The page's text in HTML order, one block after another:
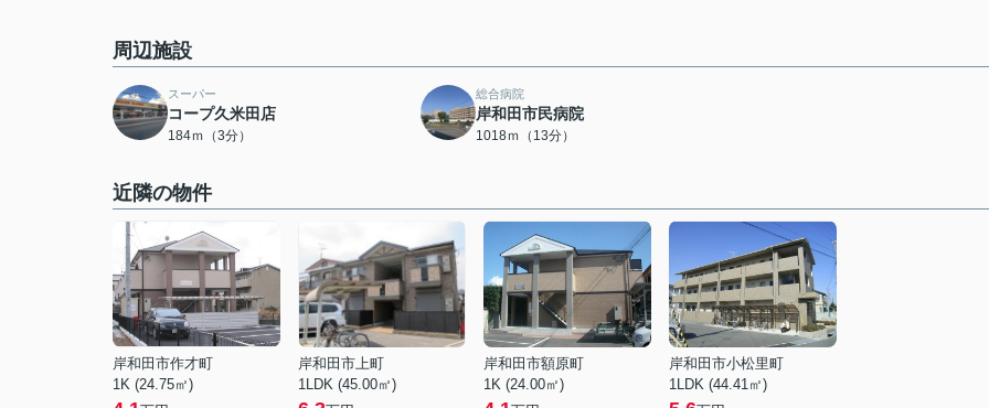
周辺施設
スーパー
コープ久米田店
184ｍ（3分）
総合病院
岸和田市民病院
1018ｍ（13分）
近隣の物件
岸和田市作才町
1K (24.75㎡)
岸和田市上町
1LDK (45.00㎡)
岸和田市額原町
1K (24.00㎡)
岸和田市小松里町
1LDK (44.41㎡)